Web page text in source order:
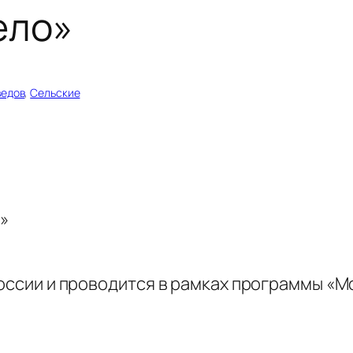
, Сельские
и проводится в рамках программы